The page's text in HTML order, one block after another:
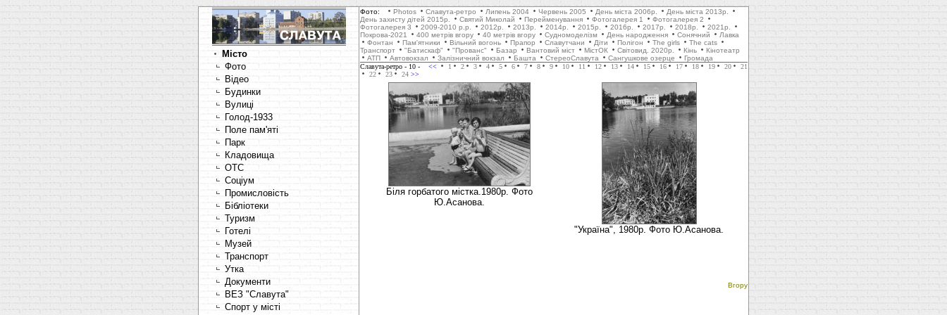
Місто
Фото
Відео
Будинки
Вулиці
Голод-1933
Поле пам'яті
Парк
Кладовища
OTC
Соціум
Промисловість
Бібліотеки
Туризм
Готелі
Музей
Транспорт
Утка
Документи
ВЕЗ "Славута"
Спорт у місті
Фото: Photos Славута-ретро Липень 2004 Червень 2005 День міста 2006р.
День міста 2013р.
День захисту дітей 2015р.
Святий Миколай Перейменування Фотогалерея 1
Фотогалерея 2
Фотогалерея 3
2009-2010 р.р. 2012р. 2013р. 2014р. 2015р. 2016р. 2017р. 2018р.
2021р.
Покрова-2021
400 метрів вгору 40 метрів вгору Cудномоделізм День народження Сонячний
Лавка
Фонтан
Пам'ятники Вільний вогонь Прапор Славутчани Діти Полігон The girls
The cats
Транспорт
"Батискаф" "Прованс" Базар Вантовий міст МістОК Світовид. 2020р. Кінь
Кінотеатр
АТП
Автовокзал Залізничний вокзал Башта СтереоСлавута Сангушкове озерце
Громада
Славута-ретро - 10 - << 1 2 3 4 5 6 7 8 9 10 11 12 13 14 15 16 17 18 19 20
21
22
23 24 >>
Біля горбатого містка.1980р. Фото
Ю.Асанова.
"Україна", 1980р. Фото Ю.Асанова.
Вгору